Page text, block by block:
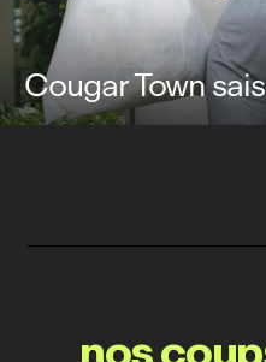
Cougar Town